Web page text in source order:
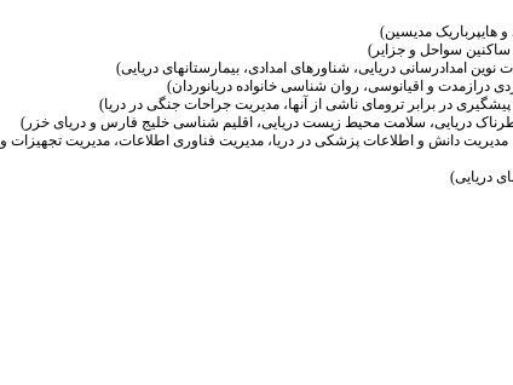
هایپرباریک ‌مدیسین)
ساکنین سواحل و جزایر)
نوین امدادرسانی دریایی، شناورهای امدادی، بیمارستانهای دریایی)
درازمدت و اقیانوسی، روان شناسی خانواده دریانوردان)
در برابر ترومای ناشی از آنها، مدیریت جراحات جنگی در دریا)
دریایی، سلامت محیط زیست دریایی، اقلیم شناسی خلیج فارس و دریای خزر)
دانش و اطلاعات پزشکی در دریا، مدیریت فناوری اطلاعات، مدیریت تجهیزات و
دریایی)